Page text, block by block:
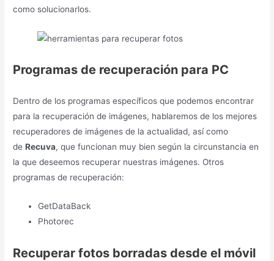
como solucionarlos.
Programas de recuperación para PC
Dentro de los programas específicos que podemos encontrar
para la recuperación de imágenes, hablaremos de los mejores
recuperadores de imágenes de la actualidad, así como
deRecuva, que funcionan muy bien según la circunstancia en
la que deseemos recuperar nuestras imágenes. Otros
programas de recuperación:
GetDataBack
Photorec
Recuperar fotos borradas desde el móvil